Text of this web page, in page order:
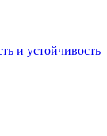
и устойчивость